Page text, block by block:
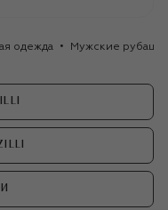
одежда Мужские